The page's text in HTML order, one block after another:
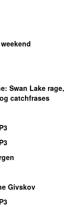
: Swan Lake rage,
catchfrases
Givskov